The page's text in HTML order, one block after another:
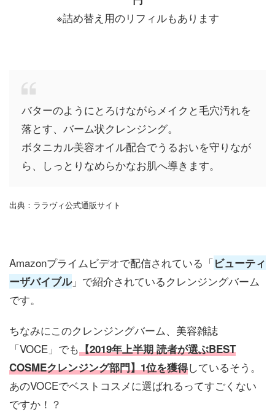
※詰め替え用のリフィルもあります
バターのようにとろけながらメイクと毛穴汚れを
落とす、バーム状クレンジング。
ボタニカル美容オイル配合でうるおいを守りなが
ら、しっとりなめらかなお肌へ導きます。
出典：ララヴィ公式通販サイト
Amazonプライムビデオで配信されている「ビューティ
ーザバイブル」で紹介されているクレンジングバーム
です。
ちなみにこのクレンジングバーム、美容雑誌
「VOCE」でも【2019年上半期 読者が選ぶBEST
COSMEクレンジング部門】1位を獲得しているそう。
あのVOCEでベストコスメに選ばれるってすごくない
ですか！？